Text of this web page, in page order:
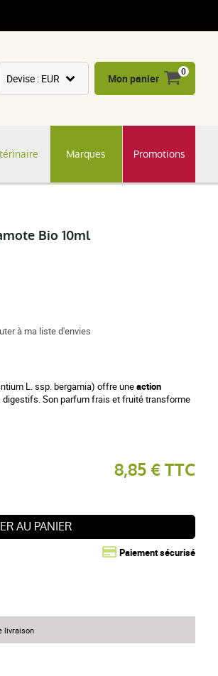
Marques Promotions
Devise : EUR
CNY
Mon panier
0
Bio 10ml
L. ssp. bergamia) offre uneaction
Son parfum frais et fruité transforme
8,85 € TTC
AU PANIER
Paiement sécurisé
à ma liste d'envies
livraison